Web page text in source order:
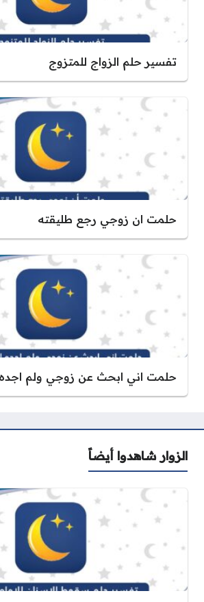
تفسير حلم الزواج للمتزوج
حلمت ان زوجي رجع طليقته
حلمت اني ابحث عن زوجي ولم اجده
الزوار شاهدوا أيضاً